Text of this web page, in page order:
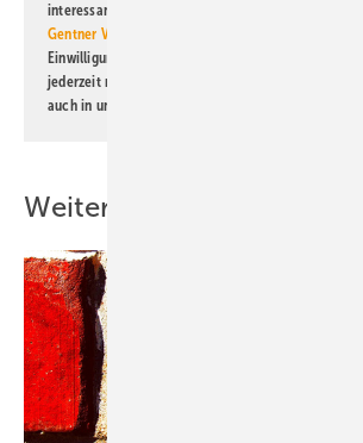
interessante Verlags- und Online-Angebote
Gentner Verlag GmbH & Co. KG
Einwilligung kann ich jederzeit widerrufen und eine
jederzeit möglich. Informationen zum Umgang mit
auch in unserer
Weitere Inhalte